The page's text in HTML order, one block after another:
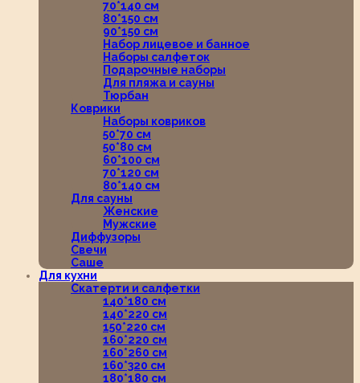
70*140 см
80*150 см
90*150 см
Набор лицевое и банное
Наборы салфеток
Подарочные наборы
Для пляжа и сауны
Тюрбан
Коврики
Наборы ковриков
50*70 см
50*80 см
60*100 см
70*120 см
80*140 см
Для сауны
Женские
Мужские
Диффузоры
Свечи
Саше
Для кухни
Скатерти и салфетки
140*180 см
140*220 см
150*220 см
160*220 см
160*260 см
160*320 см
180*180 см